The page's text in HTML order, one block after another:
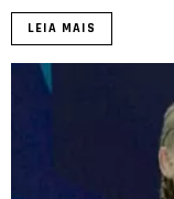
LEIA MAIS